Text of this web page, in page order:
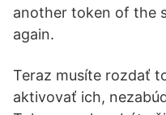
another token of the
again.
Teraz musíte rozdať
aktivovať ich,